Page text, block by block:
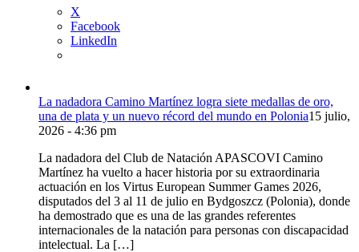
X
Facebook
LinkedIn
La nadadora Camino Martínez logra siete medallas de oro,
una de plata y un nuevo récord del mundo en Polonia15 julio,
2026 - 4:36 pm
La nadadora del Club de Natación APASCOVI Camino
Martínez ha vuelto a hacer historia por su extraordinaria
actuación en los Virtus European Summer Games 2026,
disputados del 3 al 11 de julio en Bydgoszcz (Polonia), donde
ha demostrado que es una de las grandes referentes
internacionales de la natación para personas con discapacidad
intelectual. La […]